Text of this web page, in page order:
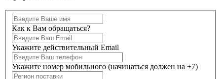
Как к Вам обращаться?
Укажите действительный Email
Укажите номер мобильного (начинаться должен на +7)